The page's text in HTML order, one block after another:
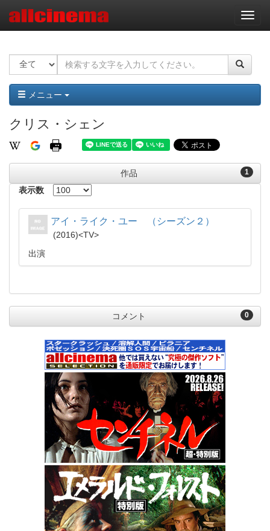
ナ
ビ
ー
ョ
ン
メニュー
クリス・シェン
1
作品
表示数
アイ・ライク・ユー （シーズン２）
2016
TV
出演
0
コメント